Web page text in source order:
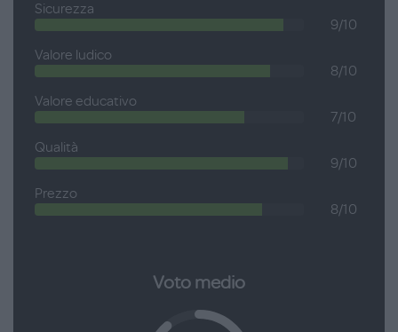
Sicurezza
9/10
Valore ludico
8/10
Valore educativo
7/10
Qualità
9/10
Prezzo
8/10
Voto medio